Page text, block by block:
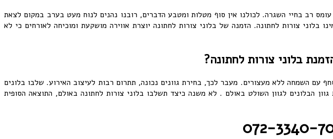
רב בחיי השגרה. לכולנו אין סוף מטלות ומטבע הדברים, רובנו נהנים לנוח מעט בערב במקום לצאת
צורות לחתונה. הזמנה של בלוני צורות לחתונה יוצרת אווירה מושקעת ומוכיחה לאורחים כי לא
בלוני צורות לחתונה?
עם השמחה ללא מעצורים. מעבר לכך, בחירת גוונים נכונה, תתרום רבות לעיצוב האירוע. שלבו בלונים
הבלונים לגוון השולט באולם . לא משנה כיצד תשלבו בלוני צורות לחתונה באולם, התוצאה הסופית